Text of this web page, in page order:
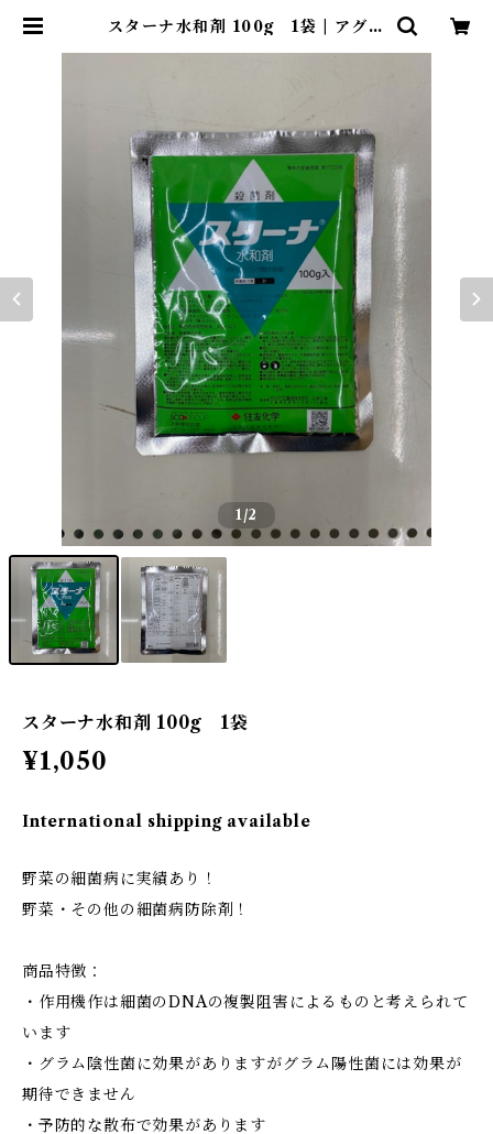
スターナ水和剤 100g 1袋 | アグリ
1/2
スターナ水和剤 100g 1袋
¥1,050
International shipping available
野菜の細菌病に実績あり！
野菜・その他の細菌病防除剤！
商品特徴：
・作用機作は細菌のDNAの複製阻害によるものと考えられて
います
・グラム陰性菌に効果がありますがグラム陽性菌には効果が
期待できません
・予防的な散布で効果があります